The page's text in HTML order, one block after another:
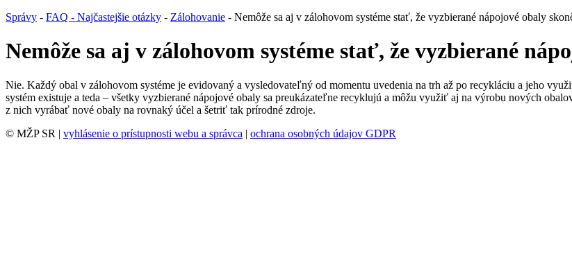
Správy - FAQ - Najčastejšie otázky - Zálohovanie - Nemôže sa aj v zálohovom systéme stať, že vyzbierané nápojové obaly
Nemôže sa aj v zálohovom systéme stať, že vyzbierané
Nie. Každý obal v zálohovom systéme je evidovaný a vysledovateľný od momentu uvedenia na trh až po recykláciu a jeho
systém existuje a teda – všetky vyzbierané nápojové obaly sa preukázateľne recyklujú a môžu využiť aj na výrobu nových
z nich vyrábať nové obaly na rovnaký účel a šetriť tak prírodné zdroje.
© MŽP SR | vyhlásenie o prístupnosti webu a správca | ochrana osobných údajov GDPR